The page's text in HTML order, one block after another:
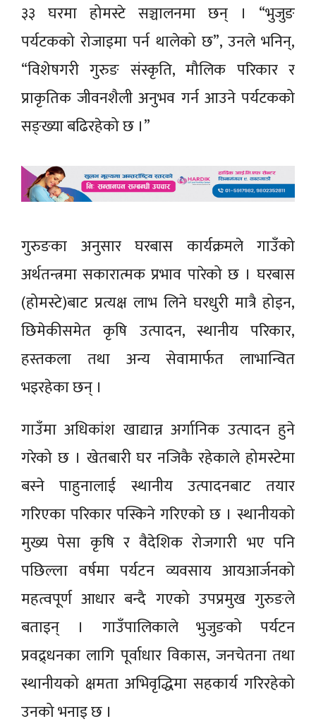
३३ घरमा होमस्टे सञ्चालनमा छन् । “भुजुङ
पर्यटकको रोजाइमा पर्न थालेको छ”, उनले भनिन्,
“विशेषगरी गुरुङ संस्कृति, मौलिक परिकार र
प्राकृतिक जीवनशैली अनुभव गर्न आउने पर्यटकको
सङ्ख्या बढिरहेको छ ।”
गुरुङका अनुसार घरबास कार्यक्रमले गाउँको
अर्थतन्त्रमा सकारात्मक प्रभाव पारेको छ । घरबास
(होमस्टे)बाट प्रत्यक्ष लाभ लिने घरधुरी मात्रै होइन,
छिमेकीसमेत कृषि उत्पादन, स्थानीय परिकार,
हस्तकला तथा अन्य सेवामार्फत लाभान्वित
भइरहेका छन् ।
गाउँमा अधिकांश खाद्यान्न अर्गानिक उत्पादन हुने
गरेको छ । खेतबारी घर नजिकै रहेकाले होमस्टेमा
बस्ने पाहुनालाई स्थानीय उत्पादनबाट तयार
गरिएका परिकार पस्किने गरिएको छ । स्थानीयको
मुख्य पेसा कृषि र वैदेशिक रोजगारी भए पनि
पछिल्ला वर्षमा पर्यटन व्यवसाय आयआर्जनको
महत्वपूर्ण आधार बन्दै गएको उपप्रमुख गुरुङले
बताइन् । गाउँपालिकाले भुजुङको पर्यटन
प्रवद्र्धनका लागि पूर्वाधार विकास, जनचेतना तथा
स्थानीयको क्षमता अभिवृद्धिमा सहकार्य गरिरहेको
उनको भनाइ छ ।